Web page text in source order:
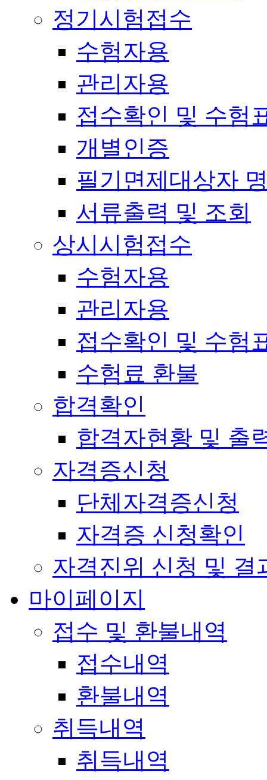
정기시험접수
수험자용
관리자용
접수확인 및 수험
개별인증
필기면제대상자
서류출력 및 조회
상시시험접수
수험자용
관리자용
접수확인 및 수험
수험료 환불
합격확인
합격자현황 및 출
자격증신청
단체자격증신청
자격증 신청확인
자격진위 신청 및 결
마이페이지
접수 및 환불내역
접수내역
환불내역
취득내역
취득내역